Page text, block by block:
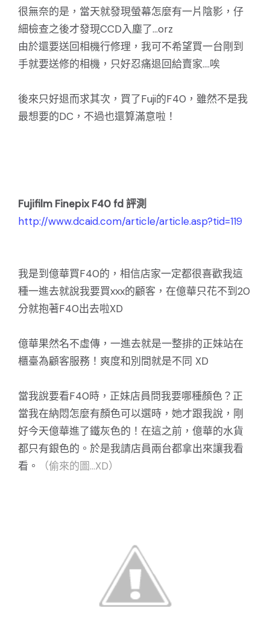
很無奈的是，當天就發現螢幕怎麼有一片陰影，仔
細檢查之後才發現CCD入塵了...orz
由於還要送回相機行修理，我可不希望買一台剛到
手就要送修的相機，只好忍痛退回給賣家....唉
後來只好退而求其次，買了Fuji的F40，雖然不是我
最想要的DC，不過也還算滿意啦！
Fujifilm Finepix F40 fd 評測
http://www.dcaid.com/article/article.asp?tid=119
我是到億華買F40的，相信店家一定都很喜歡我這
種一進去就說我要買xxx的顧客，在億華只花不到20
分就抱著F40出去啦XD
億華果然名不虛傳，一進去就是一整排的正妹站在
櫃臺為顧客服務！爽度和別間就是不同 XD
當我說要看F40時，正妹店員問我要哪種顏色？正
當我在納悶怎麼有顏色可以選時，她才跟我說，剛
好今天億華進了鐵灰色的！在這之前，億華的水貨
都只有銀色的。於是我請店員兩台都拿出來讓我看
看。
（偷來的圖...XD）